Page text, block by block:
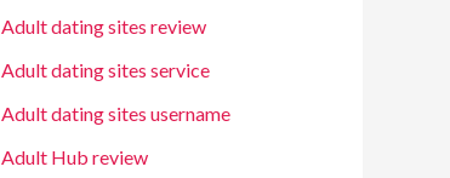
Adult dating sites review
Adult dating sites service
Adult dating sites username
Adult Hub review